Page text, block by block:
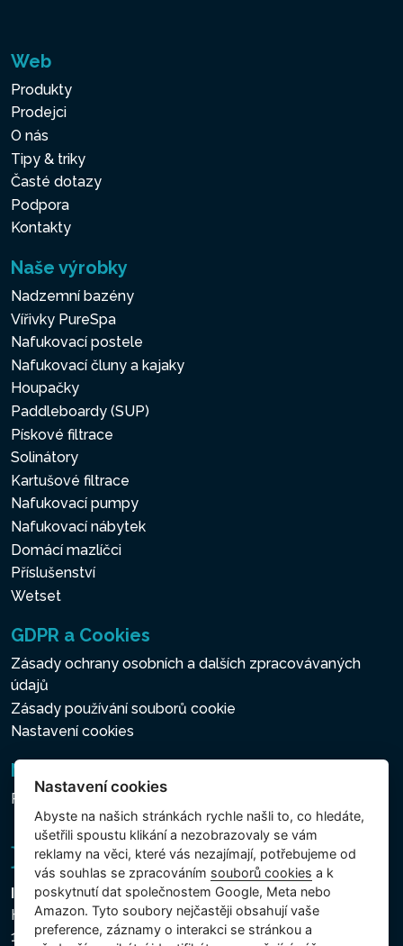
Web
Produkty
Prodejci
O nás
Tipy & triky
Časté dotazy
Podpora
Kontakty
Naše výrobky
Nadzemní bazény
Vířivky PureSpa
Nafukovací postele
Nafukovací čluny a kajaky
Houpačky
Paddleboardy (SUP)
Pískové filtrace
Solinátory
Kartušové filtrace
Nafukovací pumpy
Nafukovací nábytek
Domácí mazlíčci
Příslušenství
Wetset
GDPR a Cookies
Zásady ochrany osobních a dalších zpracovávaných
údajů
Zásady používání souborů cookie
Nastavení cookies
Newsletter
Přihlášení k odběru novinek
Intex Trading, s.r.o.
Hradecká 2526/3
130 00 Praha 3 - Česká republika
Nastavení cookies
Abyste na našich stránkách rychle našli to, co hledáte,
ušetřili spoustu klikání a nezobrazovaly se vám
reklamy na věci, které vás nezajímají, potřebujeme od
vás souhlas se zpracováním souborů cookies a k
poskytnutí dat společnostem Google, Meta nebo
Amazon. Tyto soubory nejčastěji obsahují vaše
preference, záznamy o interakci se stránkou a